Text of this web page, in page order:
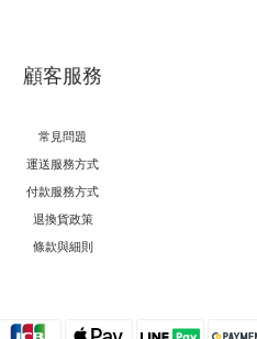
顧客服務
常見問題
運送服務方式
付款服務方式
退換貨政策
條款與細則